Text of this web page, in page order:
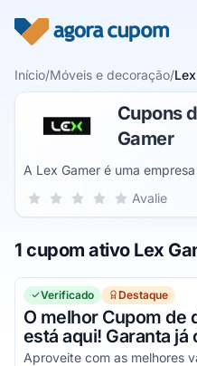
Início/Móveis e decoração/
Cupons
Gamer
A Lex Gamer é uma
desenvolvimento de
pela satisfação de todos os
pode ser visto através da
seus produtos disponíveis na
Sua nota para Lex Gamer, de
5 estrelas
4 estrelas
3 estrelas
2 estrelas
1 estrela Avalie
1 cupom ativo Lex
Verificado Destaque
O melhor Cupom de
está aqui! Garanta